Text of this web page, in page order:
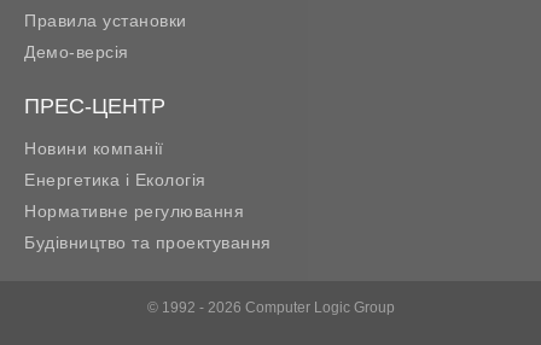
Правила установки
Демо-версія
ПРЕС-ЦЕНТР
Новини компанії
Енергетика і Екологія
Нормативне регулювання
Будівництво та проектування
© 1992 - 2026 Computer Logic Group